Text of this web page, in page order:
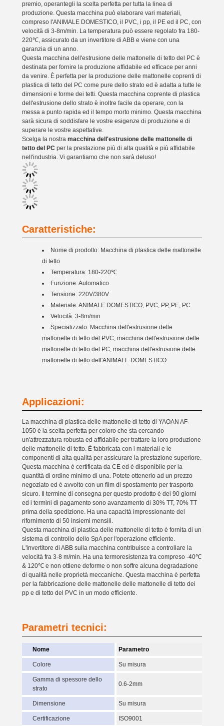
premio, operantegli la scelta perfetta per tutta la linea di
produzione. Questa macchina può elaborare vari materiali,
compreso l'ANIMALE DOMESTICO, il PVC, i pp, il PE ed il PC, con
velocità di 3-8m/min. La temperatura può essere regolato fra 180-
220℃, assicurato da un invertitore di ABB e viene con una
garanzia di un anno.
Questa macchina dell'estrusione delle mattonelle di tetto del PC è
destinata per fornire la produzione affidabile ed efficace per anni
da venire. È perfetta per la produzione delle mattonelle coprenti di
plastica di tetto del PC come pure dello strato ed è adatta a tutte le
dimensioni e forme dei tetti. Questa macchina coprente di plastica
dell'estrusione dello strato è inoltre facile da operare, con la
messa a punto rapida ed il tempo morto minimo. Questa macchina
sarà sicura di soddisfare le vostre esigenze di produzione e di
superare le vostre aspettative.
Scelga la nostra macchina dell'estrusione delle mattonelle di
tetto del PC per la prestazione più di alta qualità e più affidabile
nell'industria. Vi garantiamo che non sarà deluso!
Caratteristiche:
Nome di prodotto: Macchina di plastica delle mattonelle
di tetto
Temperatura: 180-220℃
Funzione: Automatico
Tensione: 220V/380V
Materiale: ANIMALE DOMESTICO, PVC, PP, PE, PC
Velocità: 3-8m/min
Specializzato: Macchina dell'estrusione delle
mattonelle di tetto del PVC, macchina dell'estrusione delle
mattonelle di tetto del PC, macchina dell'estrusione delle
mattonelle di tetto dell'ANIMALE DOMESTICO
Applicazioni:
La macchina di plastica delle mattonelle di tetto di YAOAN AF-
1050 è la scelta perfetta per coloro che sta cercando
un'attrezzatura robusta ed affidabile per trattare la loro produzione
delle mattonelle di tetto. È fabbricata con i materiali e le
componenti di alta qualità per assicurare la prestazione superiore.
Questa macchina è certificata da CE ed è disponibile per la
quantità di ordine minimo di una. Potete ottenerlo ad un prezzo
negoziato ed è avvolto con un film di spostamento per trasporto
sicuro. Il termine di consegna per questo prodotto è dei 90 giorni
ed i termini di pagamento sono avanzamento di 30% TT, 70% TT
prima della spedizione. Ha una capacità impressionante del
rifornimento di 50 insiemi mensili.
Questa macchina di plastica delle mattonelle di tetto è fornita di un
sistema di controllo dello SpA per l'operazione efficiente.
L'invertitore di ABB sulla macchina contribuisce a controllare la
velocità fra 3-8 m/min. Ha una termoresistenza tra compreso -40℃
& 120℃ e non ottiene deforme o non soffre alcuna degradazione
di qualità nelle proprietà meccaniche. Questa macchina è perfetta
per la fabbricazione delle mattonelle delle mattonelle di tetto dei
pp e di tetto del PVC in un modo efficiente.
Parametri tecnici:
Nome Parametro
Colore Su misura
Gamma di spessore dello
strato
0.6-2mm
Dimensione Su misura
Certificazione ISO9001